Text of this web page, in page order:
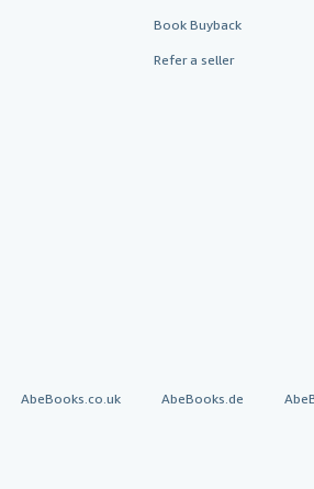
Book Buyback
Refer a seller
AbeBooks.co.uk AbeBooks.de